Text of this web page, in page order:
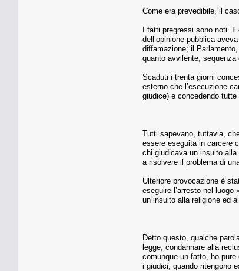
Come era prevedibile, il
I fatti pregressi sono noti. Il
dell’opinione pubblica
diffamazione; il
quanto avvilente,
Scaduti i trenta giorni
esterno che l’esecuzione
giudice) e concedendo
Tutti sapevano, tuttavia,
essere eseguita in carcere
chi giudicava un insulto
a risolvere il problema di
Ulteriore provocazione è
eseguire l’arresto nel
un insulto alla religione ed
Detto questo, qualche
legge, condannare alla
comunque un fatto, ho
i giudici, quando ritengono